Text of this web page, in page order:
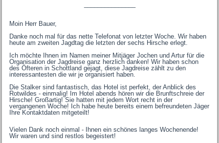
Moin Herr Bauer,
Danke noch mal für das nette Telefonat von letzter Woche. Wir haben
heute am zweiten Jagdtag die letzten der sechs Hirsche erlegt.
Ich möchte Ihnen im Namen meiner Mitjäger Jochen und Artur für die
Organisation der Jagdreise ganz herzlich danken! Wir haben schon
des Öfteren in Schottland gejagt, diese Jagdreise zählt zu den
interessantesten die wir je organisiert haben.
Die Stalker sind fantastisch, das Hotel ist perfekt, der Anblick des
Rotwildes - einmalig! Im Hotel abends hören wir die Brunftschreie der
Hirsche! Großartig! Sie hatten mit jedem Wort recht in der
vergangenen Woche! Ich habe heute bereits einem befreundeten Jäger
Ihre Kontaktdaten mitgeteilt!
Vielen Dank noch einmal - Ihnen ein schönes langes Wochenende!
Wir waren und sind restlos begeistert!